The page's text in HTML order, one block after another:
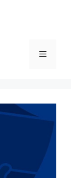
Menü